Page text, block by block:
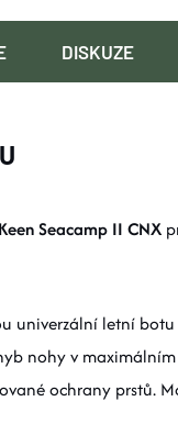
DISKUZE
Keen Seacamp II CNX
univerzální letní
nohy v
ochrany prstů.